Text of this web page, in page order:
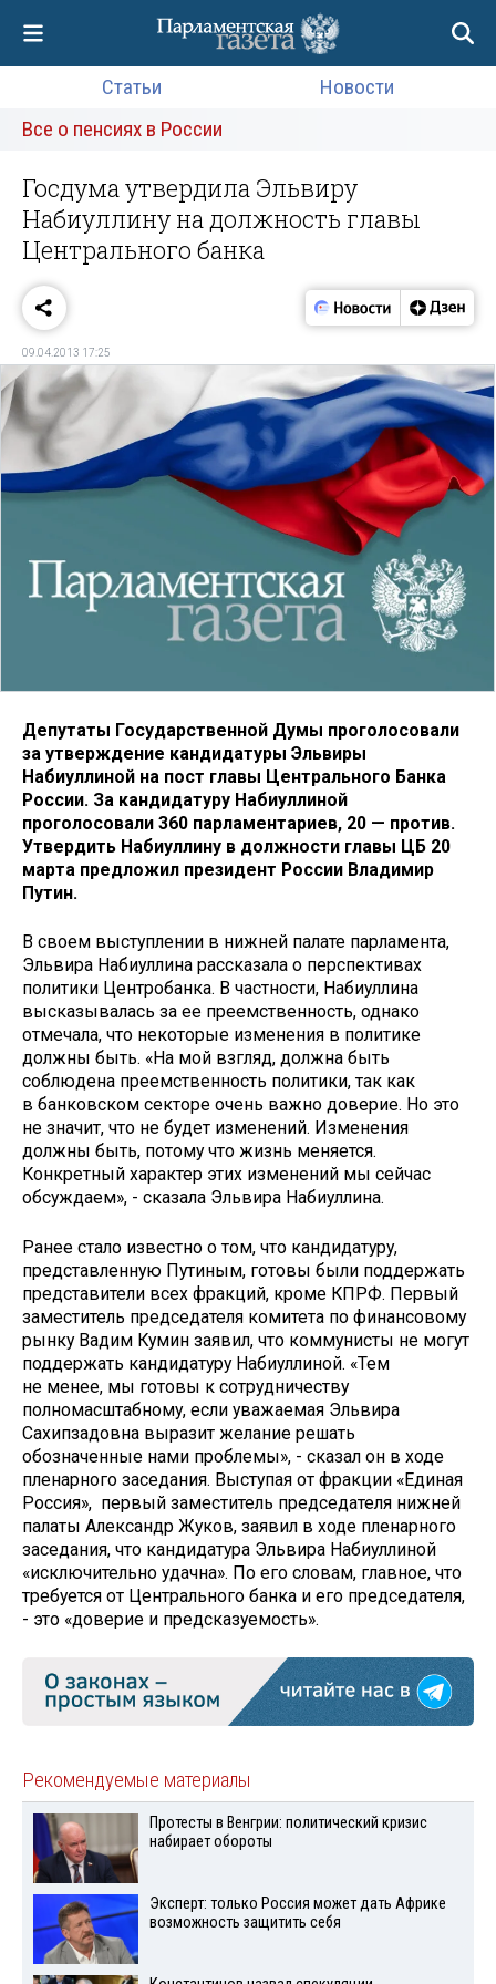
Статьи
Новости
Все о пенсиях в России
Госдума утвердила Эльвиру
Набиуллину на должность главы
Центрального банка
09.04.2013 17:25
Депутаты Государственной Думы проголосовали
за утверждение кандидатуры Эльвиры
Набиуллиной на пост главы Центрального Банка
России. За кандидатуру Набиуллиной
проголосовали 360 парламентариев, 20 — против.
Утвердить Набиуллину в должности главы ЦБ 20
марта предложил президент России Владимир
Путин.
В своем выступлении в нижней палате парламента,
Эльвира Набиуллина рассказала о перспективах
политики Центробанка. В частности, Набиуллина
высказывалась за ее преемственность, однако
отмечала, что некоторые изменения в политике
должны быть. «На мой взгляд, должна быть
соблюдена преемственность политики, так как
в банковском секторе очень важно доверие. Но это
не значит, что не будет изменений. Изменения
должны быть, потому что жизнь меняется.
Конкретный характер этих изменений мы сейчас
обсуждаем», - сказала Эльвира Набиуллина.
Ранее стало известно о том, что кандидатуру,
представленную Путиным, готовы были поддержать
представители всех фракций, кроме КПРФ. Первый
заместитель председателя комитета по финансовому
рынку Вадим Кумин заявил, что коммунисты не могут
поддержать кандидатуру Набиуллиной. «Тем
не менее, мы готовы к сотрудничеству
полномасштабному, если уважаемая Эльвира
Сахипзадовна выразит желание решать
обозначенные нами проблемы», - сказал он в ходе
пленарного заседания. Выступая от фракции «Единая
Россия», первый заместитель председателя нижней
палаты Александр Жуков, заявил в ходе пленарного
заседания, что кандидатура Эльвира Набиуллиной
«исключительно удачна». По его словам, главное, что
требуется от Центрального банка и его председателя,
- это «доверие и предсказуемость».
Рекомендуемые материалы
Протесты в Венгрии: политический кризис
набирает обороты
Эксперт: только Россия может дать Африке
возможность защитить себя